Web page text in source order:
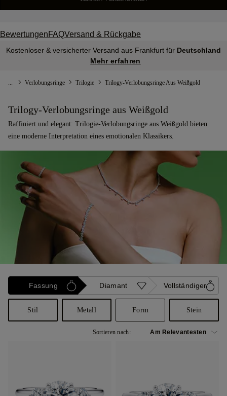
BewertungenFAQVersand & Rückgabe
Kostenloser & versicherter Versand aus Frankfurt für Deutschland
Mehr erfahren
... Verlobungsringe Trilogie Trilogy-Verlobungsringe Aus Weißgold
Trilogy-Verlobungsringe aus Weißgold
Raffiniert und elegant: Trilogie-Verlobungsringe aus Weißgold bieten
eine moderne Interpretation eines emotionalen Klassikers.
Fassung Diamant Vollständiger
Stil Metall Form Stein
Sortieren nach: